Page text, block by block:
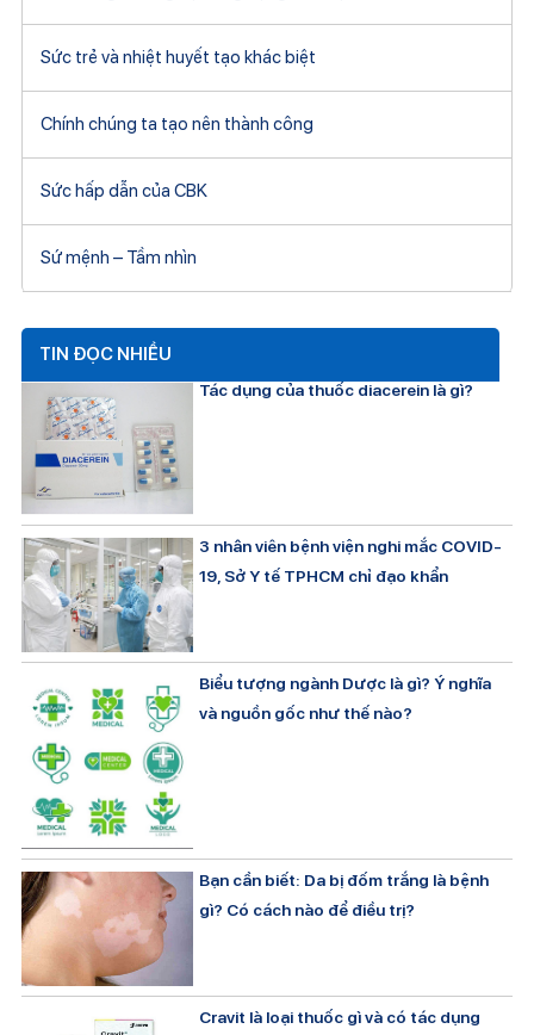
Sức trẻ và nhiệt huyết tạo khác biệt
Chính chúng ta tạo nên thành công
Sức hấp dẫn của CBK
Sứ mệnh – Tầm nhìn
TIN ĐỌC NHIỀU
Tác dụng của thuốc diacerein là gì?
3 nhân viên bệnh viện nghi mắc COVID-
19, Sở Y tế TPHCM chỉ đạo khẩn
Biểu tượng ngành Dược là gì? Ý nghĩa
và nguồn gốc như thế nào?
Bạn cần biết: Da bị đốm trắng là bệnh
gì? Có cách nào để điều trị?
Cravit là loại thuốc gì và có tác dụng